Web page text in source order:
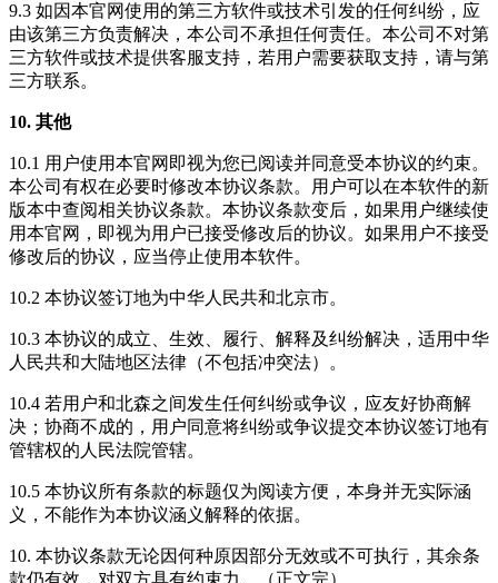
9.3 如因本官网使用的第三方软件或技术引发的任何纠纷，应
由该第三方负责解决，本公司不承担任何责任。本公司不对第
三方软件或技术提供客服支持，若用户需要获取支持，请与第
三方联系。
10. 其他
10.1 用户使用本官网即视为您已阅读并同意受本协议的约束。
本公司有权在必要时修改本协议条款。用户可以在本软件的新
版本中查阅相关协议条款。本协议条款变后，如果用户继续使
用本官网，即视为用户已接受修改后的协议。如果用户不接受
修改后的协议，应当停止使用本软件。
10.2 本协议签订地为中华人民共和北京市。
10.3 本协议的成立、生效、履行、解释及纠纷解决，适用中华
人民共和大陆地区法律（不包括冲突法）。
10.4 若用户和北森之间发生任何纠纷或争议，应友好协商解
决；协商不成的，用户同意将纠纷或争议提交本协议签订地有
管辖权的人民法院管辖。
10.5 本协议所有条款的标题仅为阅读方便，本身并无实际涵
义，不能作为本协议涵义解释的依据。
10. 本协议条款无论因何种原因部分无效或不可执行，其余条